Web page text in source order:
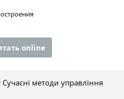
online
методи управління